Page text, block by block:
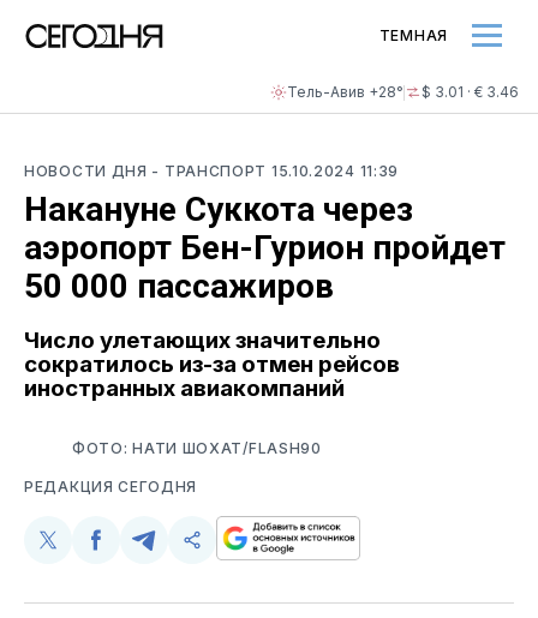
Тель-Авив +28° $ 3.01 · € 3.46
ТЕМНАЯ
НОВОСТИ ДНЯ - ТРАНСПОРТ 15.10.2024 11:39
Накануне Суккота через
аэропорт Бен-Гурион пройдет
50 000 пассажиров
Число улетающих значительно
сократилось из-за отмен рейсов
иностранных авиакомпаний
ФОТО: НАТИ ШОХАТ/FLASH90
РЕДАКЦИЯ СЕГОДНЯ
Поделиться
Twitter
Поделиться
Facebook
Поделиться
Telegram
Скопируйте
поделитесь